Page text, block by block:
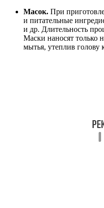
Масок. При
и питательные
и др. Длительность
Маски наносят только
мытья, утеплив голову